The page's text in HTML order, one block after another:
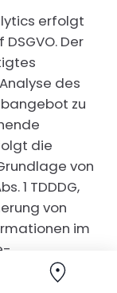
erfolgt
Der
des
zu
die
von
1 TDDDG,
von
im
umfasst.